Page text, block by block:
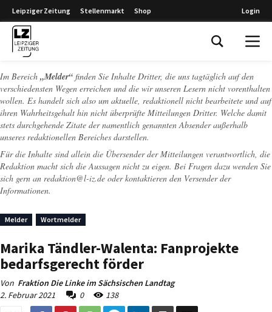
Leipziger Zeitung Stellenmarkt Shop Login
Im Bereich „Melder“ finden Sie Inhalte Dritter, die uns tagtäglich auf den
verschiedensten Wegen erreichen und die wir unseren Lesern nicht vorenthalten
wollen. Es handelt sich also um aktuelle, redaktionell nicht bearbeitete und auf
ihren Wahrheitsgehalt hin nicht überprüfte Mitteilungen Dritter. Welche damit
stets durchgehende Zitate der namentlich genannten Absender außerhalb
unseres redaktionellen Bereiches darstellen.
Für die Inhalte sind allein die Übersender der Mitteilungen verantwortlich, die
Redaktion macht sich die Aussagen nicht zu eigen. Bei Fragen dazu wenden Sie
sich gern an redaktion@l-iz.de oder kontaktieren den Versender der
Informationen.
Melder Wortmelder
Marika Tändler-Walenta: Fanprojekte
bedarfsgerecht förder
Von Fraktion Die Linke im Sächsischen Landtag
2. Februar 2021
0 138